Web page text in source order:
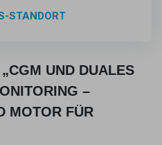
UND DUALES
–
MOTOR FÜR
STANDORT